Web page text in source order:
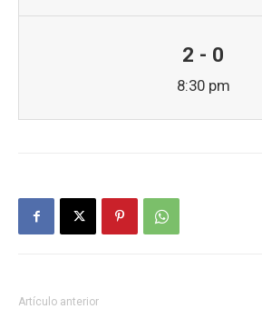
2 - 0
8:30 pm
Artículo anterior